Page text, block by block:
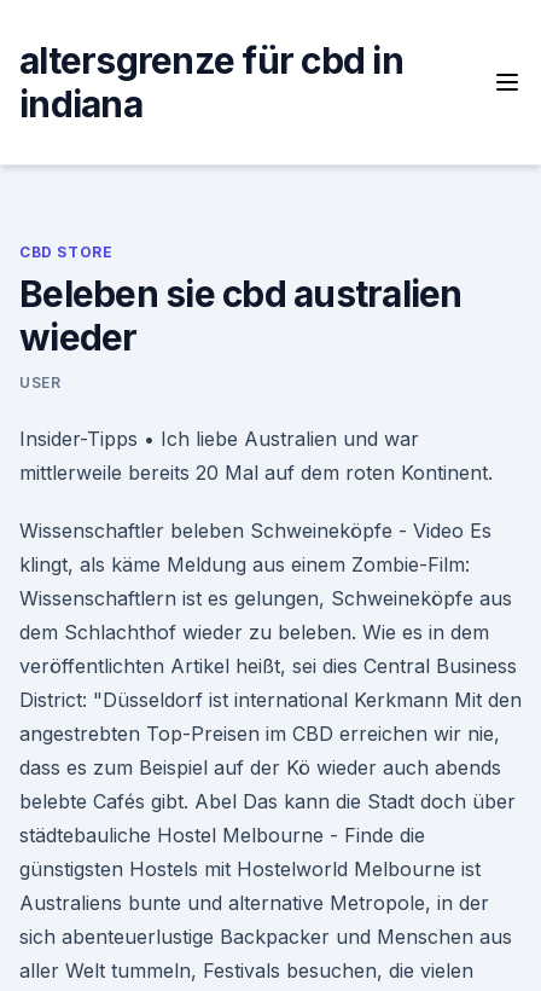
content
altersgrenze für cbd in
indiana
CBD STORE
Beleben sie cbd australien
wieder
USER
Insider-Tipps • Ich liebe Australien und war
mittlerweile bereits 20 Mal auf dem roten Kontinent.
Wissenschaftler beleben Schweineköpfe - Video Es
klingt, als käme Meldung aus einem Zombie-Film:
Wissenschaftlern ist es gelungen, Schweineköpfe aus
dem Schlachthof wieder zu beleben. Wie es in dem
veröffentlichten Artikel heißt, sei dies Central Business
District: "Düsseldorf ist international Kerkmann Mit den
angestrebten Top-Preisen im CBD erreichen wir nie,
dass es zum Beispiel auf der Kö wieder auch abends
belebte Cafés gibt. Abel Das kann die Stadt doch über
städtebauliche Hostel Melbourne - Finde die
günstigsten Hostels mit Hostelworld Melbourne ist
Australiens bunte und alternative Metropole, in der
sich abenteuerlustige Backpacker und Menschen aus
aller Welt tummeln, Festivals besuchen, die vielen